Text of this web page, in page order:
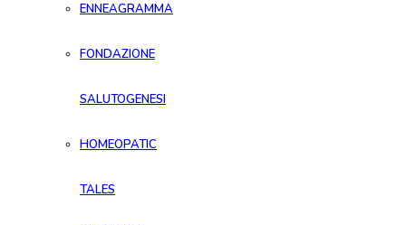
ENNEAGRAMMA
FONDAZIONE
SALUTOGENESI
HOMEOPATIC
TALES